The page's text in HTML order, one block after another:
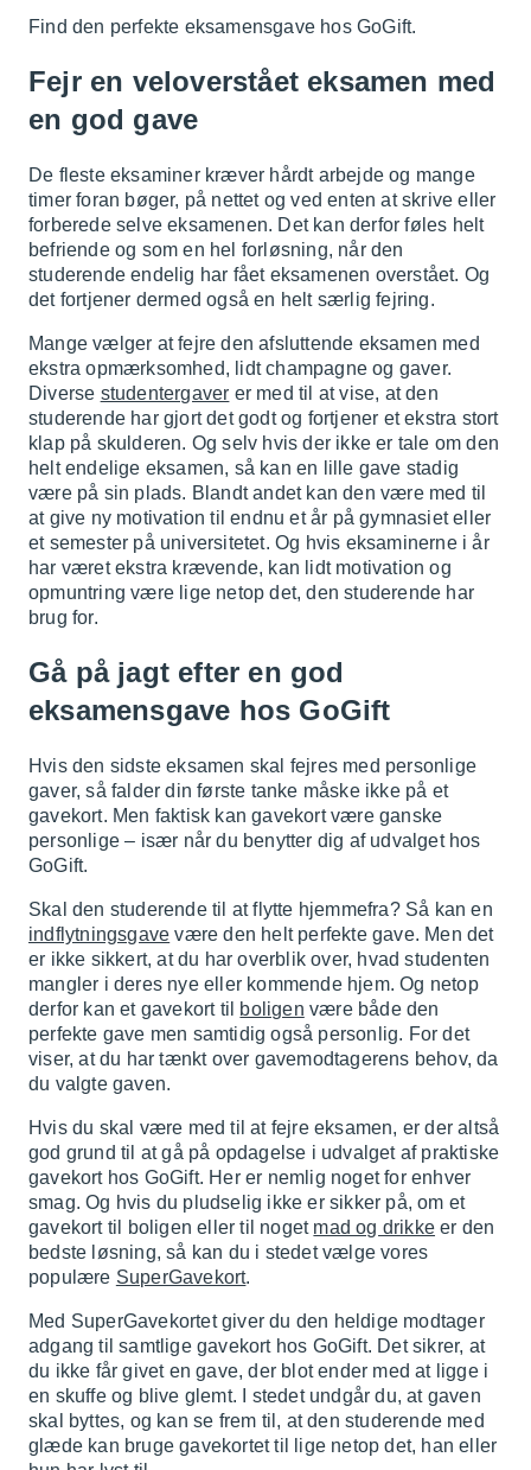
Find den perfekte eksamensgave hos GoGift.
Fejr en veloverstået eksamen med
en god gave
De fleste eksaminer kræver hårdt arbejde og mange
timer foran bøger, på nettet og ved enten at skrive eller
forberede selve eksamenen. Det kan derfor føles helt
befriende og som en hel forløsning, når den
studerende endelig har fået eksamenen overstået. Og
det fortjener dermed også en helt særlig fejring.
Mange vælger at fejre den afsluttende eksamen med
ekstra opmærksomhed, lidt champagne og gaver.
Diverse studentergaver er med til at vise, at den
studerende har gjort det godt og fortjener et ekstra stort
klap på skulderen. Og selv hvis der ikke er tale om den
helt endelige eksamen, så kan en lille gave stadig
være på sin plads. Blandt andet kan den være med til
at give ny motivation til endnu et år på gymnasiet eller
et semester på universitetet. Og hvis eksaminerne i år
har været ekstra krævende, kan lidt motivation og
opmuntring være lige netop det, den studerende har
brug for.
Gå på jagt efter en god
eksamensgave hos GoGift
Hvis den sidste eksamen skal fejres med personlige
gaver, så falder din første tanke måske ikke på et
gavekort. Men faktisk kan gavekort være ganske
personlige – især når du benytter dig af udvalget hos
GoGift.
Skal den studerende til at flytte hjemmefra? Så kan en
indflytningsgave være den helt perfekte gave. Men det
er ikke sikkert, at du har overblik over, hvad studenten
mangler i deres nye eller kommende hjem. Og netop
derfor kan et gavekort til boligen være både den
perfekte gave men samtidig også personlig. For det
viser, at du har tænkt over gavemodtagerens behov, da
du valgte gaven.
Hvis du skal være med til at fejre eksamen, er der altså
god grund til at gå på opdagelse i udvalget af praktiske
gavekort hos GoGift. Her er nemlig noget for enhver
smag. Og hvis du pludselig ikke er sikker på, om et
gavekort til boligen eller til noget mad og drikke er den
bedste løsning, så kan du i stedet vælge vores
populære SuperGavekort.
Med SuperGavekortet giver du den heldige modtager
adgang til samtlige gavekort hos GoGift. Det sikrer, at
du ikke får givet en gave, der blot ender med at ligge i
en skuffe og blive glemt. I stedet undgår du, at gaven
skal byttes, og kan se frem til, at den studerende med
glæde kan bruge gavekortet til lige netop det, han eller